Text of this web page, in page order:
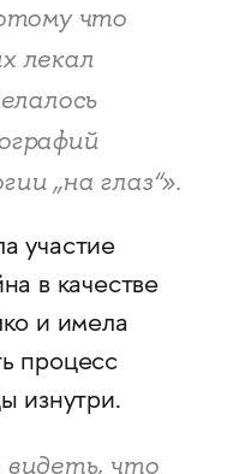
что
лекал
„на глаз“».
участие
в качестве
и имела
процесс
изнутри.
видеть, что